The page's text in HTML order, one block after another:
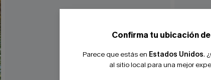
Confirma tu ubicación
Parece que estás en Estados Unidos.
al sitio local para una mejor
-10%